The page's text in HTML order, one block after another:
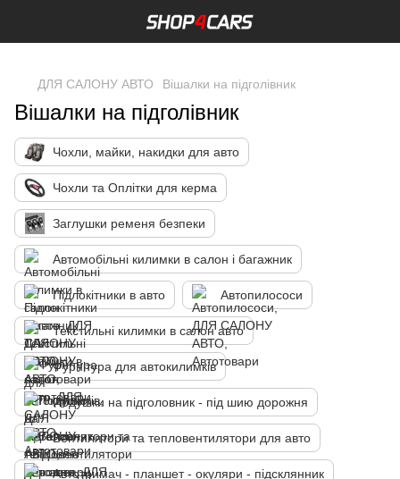
ДЛЯ САЛОНУ АВТО Вішалки на підголівник
Вішалки на підголівник
Чохли, майки, накидки для авто
Чохли та Оплітки для керма
Заглушки ременя безпеки
Автомобільні килимки в салон і багажник
Підлокітники в авто Автопилососи
Текстильні килимки в салон авто
Фурнітура для автокилимків
Подушки на підголовник - під шию дорожня
Вентилятори та тепловентилятори для авто
Автотримач - планшет - окуляри - підсклянник